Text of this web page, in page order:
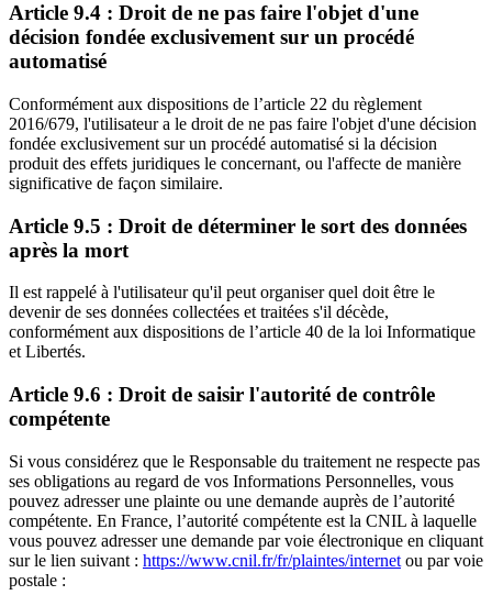
Article 9.4 : Droit de ne pas faire l'objet d'une
décision fondée exclusivement sur un procédé
automatisé
Conformément aux dispositions de l’article 22 du règlement
2016/679, l'utilisateur a le droit de ne pas faire l'objet d'une décision
fondée exclusivement sur un procédé automatisé si la décision
produit des effets juridiques le concernant, ou l'affecte de manière
significative de façon similaire.
Article 9.5 : Droit de déterminer le sort des données
après la mort
Il est rappelé à l'utilisateur qu'il peut organiser quel doit être le
devenir de ses données collectées et traitées s'il décède,
conformément aux dispositions de l’article 40 de la loi Informatique
et Libertés.
Article 9.6 : Droit de saisir l'autorité de contrôle
compétente
Si vous considérez que le Responsable du traitement ne respecte pas
ses obligations au regard de vos Informations Personnelles, vous
pouvez adresser une plainte ou une demande auprès de l’autorité
compétente. En France, l’autorité compétente est la CNIL à laquelle
vous pouvez adresser une demande par voie électronique en cliquant
sur le lien suivant : https://www.cnil.fr/fr/plaintes/internet ou par voie
postale :